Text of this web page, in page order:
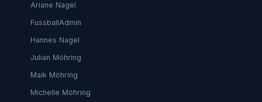
Ariane Nagel
FussballAdmin
Hannes Nagel
Julian Möhring
Maik Möhring
Michelle Möhring